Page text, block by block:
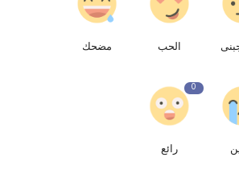
الحب مضحك
0
رائع